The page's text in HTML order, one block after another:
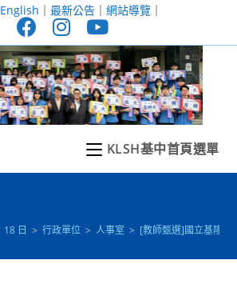
English ｜ 最新公告｜ 網站導覽｜
KLSH基中首頁選單
18 日 > 行政單位 > 人事室 > [教師甄選]國立基隆高